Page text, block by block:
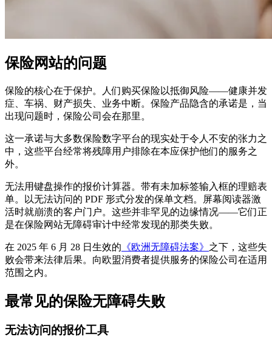
保险网站的问题
保险的核心在于保护。人们购买保险以抵御风险——健康并发
症、车祸、财产损失、业务中断。保险产品隐含的承诺是，当
出现问题时，保险公司会在那里。
这一承诺与大多数保险数字平台的现实处于令人不安的张力之
中，这些平台经常将残障用户排除在本应保护他们的服务之
外。
无法用键盘操作的报价计算器。带有未加标签输入框的理赔表
单。以无法访问的 PDF 形式分发的保单文档。屏幕阅读器激
活时就崩溃的客户门户。这些并非罕见的边缘情况——它们正
是在保险网站无障碍审计中经常发现的那类失败。
在 2025 年 6 月 28 日生效的 《欧洲无障碍法案》 之下，这些失
败会带来法律后果。向欧盟消费者提供服务的保险公司在适用
范围之内。
最常见的保险无障碍失败
无法访问的报价工具